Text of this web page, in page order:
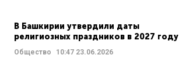
В Башкирии утвердили даты
религиозных праздников в 2027 году
Общество 10:47 23.06.2026